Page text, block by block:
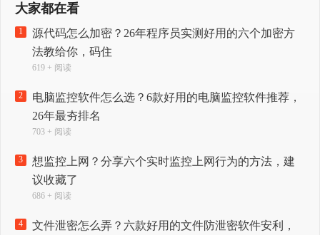
大家都在看
1
源代码怎么加密？26年程序员实测好用的六个加密方
法教给你，码住
619 + 阅读
2
电脑监控软件怎么选？6款好用的电脑监控软件推荐，
26年最夯排名
703 + 阅读
3
想监控上网？分享六个实时监控上网行为的方法，建
议收藏了
686 + 阅读
4
文件泄密怎么弄？六款好用的文件防泄密软件安利，